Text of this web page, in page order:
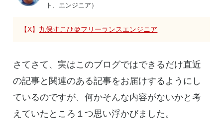
ト、エンジニア）
【X】 九保すこひ＠フリーランスエンジニア
さてさて、実はこのブログではできるだけ直近
の記事と関連のある記事をお届けするようにし
ているのですが、何かそんな内容がないかと考
えていたところ１つ思い浮かびました。